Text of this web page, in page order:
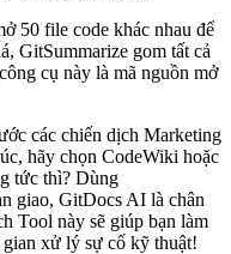
50 file code khác nhau để
GitSummarize gom tất cả
cụ này là mã nguồn mở
các chiến dịch Marketing
hãy chọn CodeWiki hoặc
tức thì? Dùng
giao, GitDocs AI là chân
Tool này sẽ giúp bạn làm
xử lý sự cố kỹ thuật!